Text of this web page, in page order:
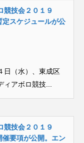
競技会２０１９
定スケジュールが公
日（水）、東成区
アボロ競技...
競技会２０１９
催要項が公開。エン